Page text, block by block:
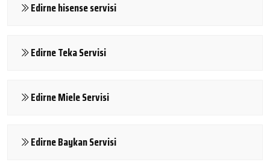
Edirne hisense servisi
Edirne Teka Servisi
Edirne Miele Servisi
Edirne Baykan Servisi